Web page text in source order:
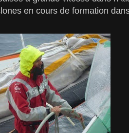
en cours de formation